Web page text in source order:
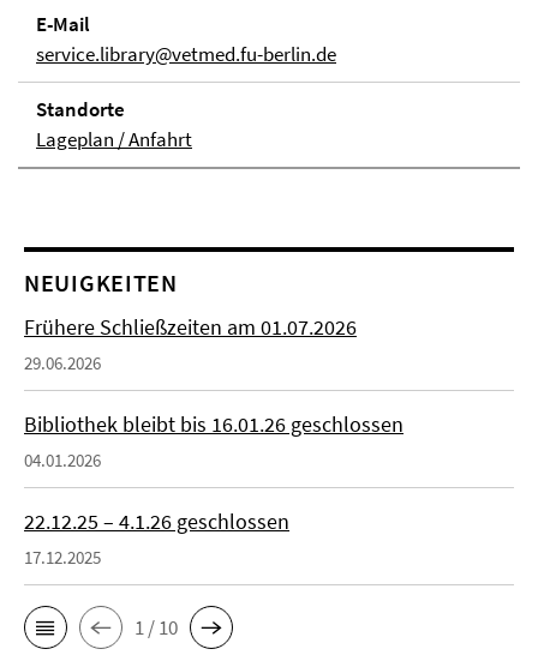
E-Mail
service.library@vetmed.fu-berlin.de
Stand­orte
Lageplan / Anfahrt
NEUIGKEITEN
Frühere Schließzeiten am 01.07.2026
29.06.2026
Bibliothek bleibt bis 16.01.26 geschlossen
04.01.2026
22.12.25 – 4.1.26 geschlossen
17.12.2025
1 / 10